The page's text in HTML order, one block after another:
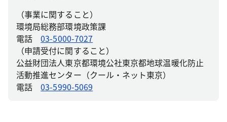
（事業に関すること）
環境局総務部環境政策課
電話03-5000-7027
（申請受付に関すること）
公益財団法人東京都環境公社東京都地球温暖化防止
活動推進センター（クール・ネット東京）
電話03-5990-5069